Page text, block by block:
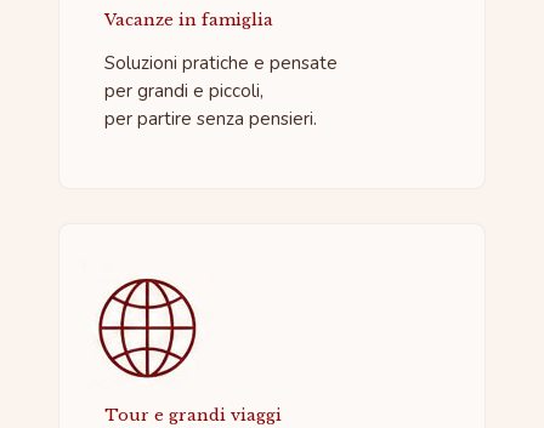
Vacanze in famiglia
Soluzioni pratiche e pensate
per grandi e piccoli,
per partire senza pensieri.
Tour e grandi viaggi